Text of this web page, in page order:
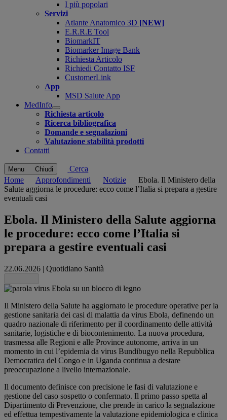
I più popolari
Servizi
Atlante Anatomico 3D [NEW]
E.R.R.E Tool
BiomarkIT
Biomarker Image Bank
Richiesta Articolo
Richiedi Contatto ISF
CustomerLink
App
MSD Salute App
MedInfo
Open
submenu
Richiesta articolo
Ricerca bibliografica
Domande e segnalazioni
Valutazione stabilità prodotti
Contatti
Menu Chiudi
Cerca
Home
Approfondimenti Notizie
Ebola. Il Ministero della
Salute aggiorna le procedure: ecco come l’Italia si prepara a gestire
eventuali casi
Ebola. Il Ministero della Salute aggiorna
le procedure: ecco come l’Italia si
prepara a gestire eventuali casi
22.06.2026 | Quotidiano Sanità
Il Ministero della Salute ha aggiornato le procedure operative per la
gestione sanitaria dei casi di malattia da virus Ebola, definendo un
quadro nazionale di riferimento per il coordinamento delle attività
sanitarie, logistiche e di biocontenimento. La nuova procedura,
trasmessa alle Regioni e alle Province autonome, arriva in un
momento in cui l’epidemia da virus Bundibugyo nella Repubblica
Democratica del Congo e in Uganda continua a destare
preoccupazione a livello internazionale.
Il documento definisce con precisione le fasi di valutazione e
gestione del caso sospetto o confermato. Il primo passo spetta al
Dipartimento di Prevenzione, che prende in carico la segnalazione
ed effettua tempestivamente la valutazione epidemiologica e clinica